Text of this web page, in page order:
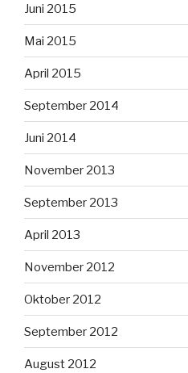
Juni 2015
Mai 2015
April 2015
September 2014
Juni 2014
November 2013
September 2013
April 2013
November 2012
Oktober 2012
September 2012
August 2012